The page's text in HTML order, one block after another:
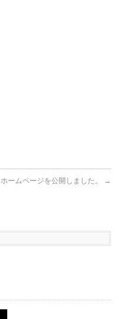
ホームページを公開しました。 →